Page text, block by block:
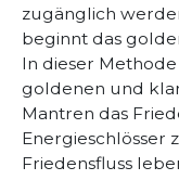
zugänglich
beginnt das
In dieser
goldenen und
Mantren das
Energieschlösser
Friedensfluss